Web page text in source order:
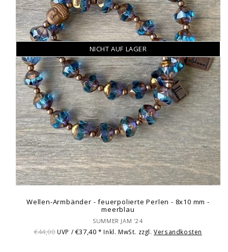
NICHT AUF LAGER
Wellen-Armbänder - feuerpolierte Perlen - 8x10 mm -
meerblau
SUMMER JAM '24
€44,00 UVP / €37,40* Inkl. MwSt. zzgl.Versandkosten